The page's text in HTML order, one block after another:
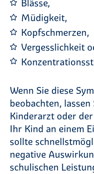
Blässe,
Müdigkeit,
Kopfschmerzen,
Vergesslichkeit
Wenn Sie diese
beobachten,
Kinderarzt oder
Ihr Kind an einem
sollte
negative
schulischen